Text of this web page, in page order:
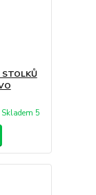
STOLKŮ
Skladem 5